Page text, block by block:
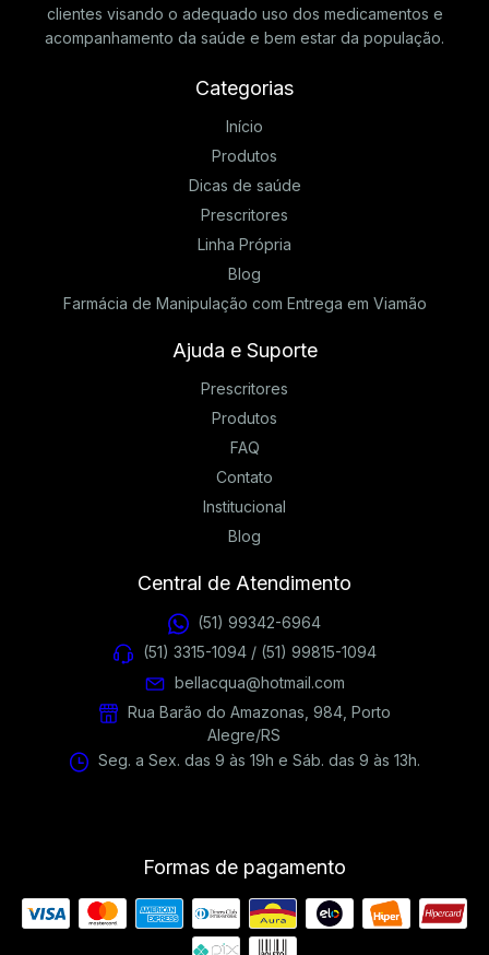
clientes visando o adequado uso dos medicamentos e
acompanhamento da saúde e bem estar da população.
Categorias
Início
Produtos
Dicas de saúde
Prescritores
Linha Própria
Blog
Farmácia de Manipulação com Entrega em Viamão
Ajuda e Suporte
Prescritores
Produtos
FAQ
Contato
Institucional
Blog
Central de Atendimento
(51) 99342-6964
(51) 3315-1094 / (51) 99815-1094
bellacqua@hotmail.com
Rua Barão do Amazonas, 984, Porto
Alegre/RS
Seg. a Sex. das 9 às 19h e Sáb. das 9 às 13h.
Formas de pagamento